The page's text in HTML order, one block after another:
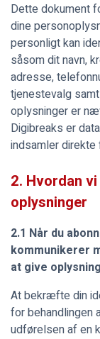
Dette dokument
dine
personligt kan
såsom dit navn,
adresse,
tjenestevalg
oplysninger er
Digibreaks er
indsamler direkte
2. Hvordan
oplysninger
2.1 Når du
kommunikerer
at give
At bekræfte din
for behandlingen
udførelsen af en